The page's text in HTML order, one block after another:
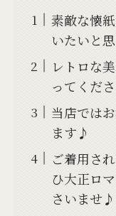
素敵な懐
いたいと
レトロな
ってくだ
当店では
ます♪
ご着用さ
ひ大正ロ
さいませ♪